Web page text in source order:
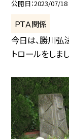
公開日 2023/07/18
ＰＴＡ関係
今日は、勝川弘
トロールをしま